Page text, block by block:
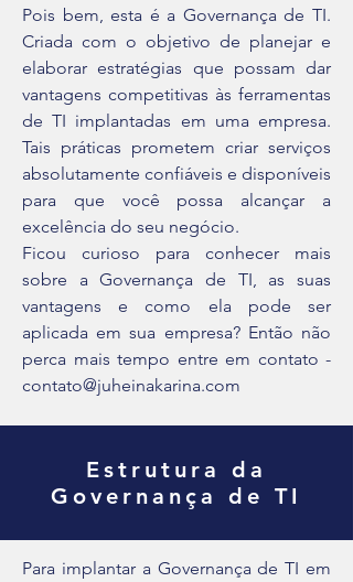
Pois bem, esta é a Governança de TI.
Criada com o objetivo de planejar e
elaborar estratégias que possam dar
vantagens competitivas às ferramentas
de TI implantadas em uma empresa.
Tais práticas prometem criar serviços
absolutamente confiáveis e disponíveis
para que você possa alcançar a
excelência do seu negócio.
Ficou curioso para conhecer mais
sobre a Governança de TI, as suas
vantagens e como ela pode ser
aplicada em sua empresa? Então não
perca mais tempo entre em contato -
contato@juheinakarina.com
Estrutura da
Governança de TI
Para implantar a Governança de TI em